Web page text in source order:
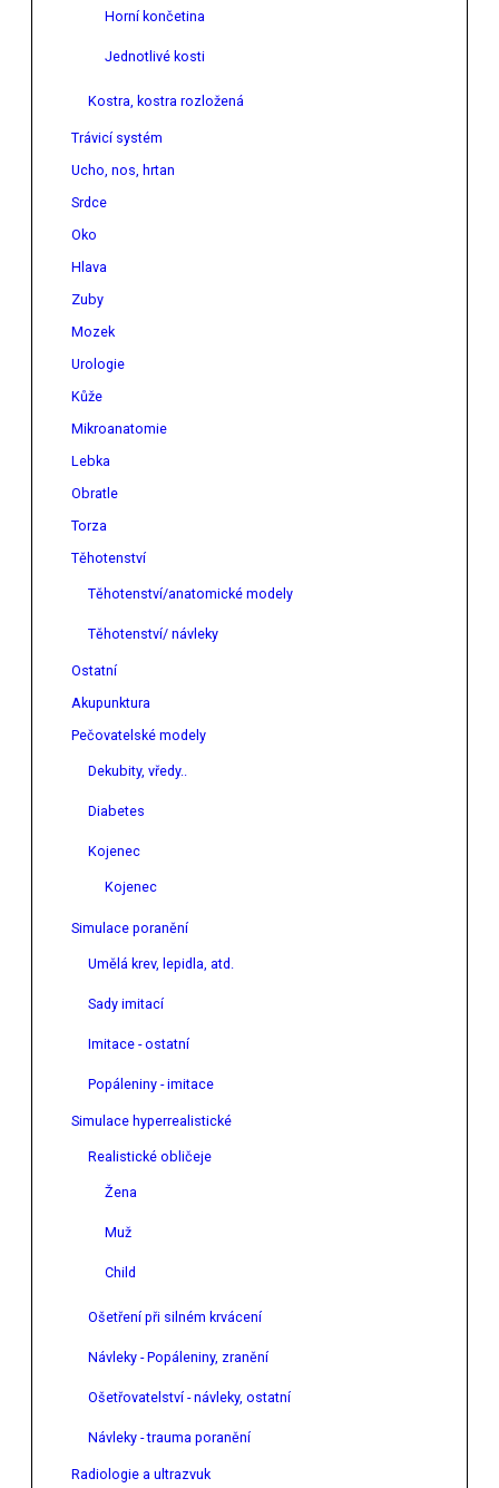
Horní končetina
Jednotlivé kosti
Kostra, kostra rozložená
Trávicí systém
Ucho, nos, hrtan
Srdce
Oko
Hlava
Zuby
Mozek
Urologie
Kůže
Mikroanatomie
Lebka
Obratle
Torza
Těhotenství
Těhotenství/anatomické modely
Těhotenství/ návleky
Ostatní
Akupunktura
Pečovatelské modely
Dekubity, vředy..
Diabetes
Kojenec
Kojenec
Simulace poranění
Umělá krev, lepidla, atd.
Sady imitací
Imitace - ostatní
Popáleniny - imitace
Simulace hyperrealistické
Realistické obličeje
Žena
Muž
Child
Ošetření při silném krvácení
Návleky - Popáleniny, zranění
Ošetřovatelství - návleky, ostatní
Návleky - trauma poranění
Radiologie a ultrazvuk